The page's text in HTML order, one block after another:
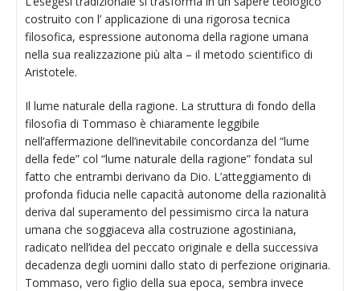
costruito con l’ applicazione di una rigorosa tecnica
filosofica, espressione autonoma della ragione umana
nella sua realizzazione più alta – il metodo scientifico di
Aristotele.
Il lume naturale della ragione. La struttura di fondo della
filosofia di Tommaso è chiaramente leggibile
nell’affermazione dell’inevitabile concordanza del “lume
della fede” col “lume naturale della ragione” fondata sul
fatto che entrambi derivano da Dio. L’atteggiamento di
profonda fiducia nelle capacità autonome della razionalità
deriva dal superamento del pessimismo circa la natura
umana che soggiaceva alla costruzione agostiniana,
radicato nell’idea del peccato originale e della successiva
decadenza degli uomini dallo stato di perfezione originaria.
Tommaso, vero figlio della sua epoca, sembra invece